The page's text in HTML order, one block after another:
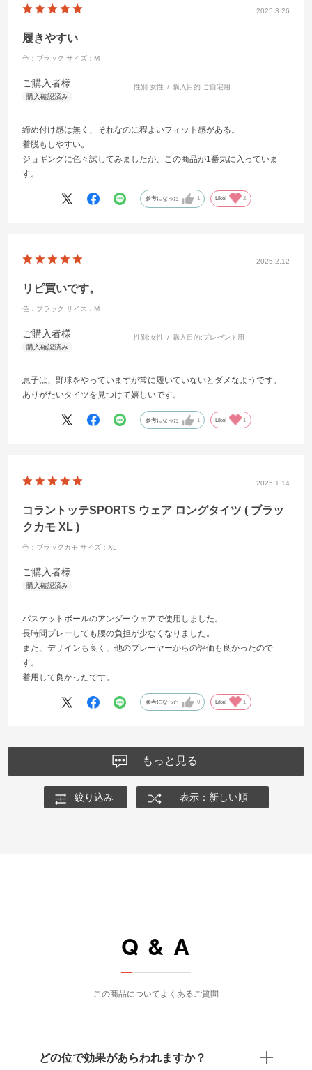
2025.3.26
履きやすい
色：ブラック サイズ：M
ご購入者様 性別:女性 購入目的: ご自宅用
締め付け感は無く、それなのに程よいフィット感がある。
着脱もしやすい。
ジョギングに色々試してみましたが、この商品が1番気に入っていま
す。
参考になった 1 Like! 2
2025.2.12
リピ買いです。
色：ブラック サイズ：M
ご購入者様 性別:女性 購入目的:プレゼント用
息子は、野球をやっていますが常に履いていないとダメなようです。
ありがたいタイツを見つけて嬉しいです。
参考になった 1 Like! 1
2025.1.14
コラントッテSPORTS ウェア ロングタイツ ( ブラッ
クカモ XL )
色：ブラックカモ サイズ：XL
ご購入者様
バスケットボールのアンダーウェアで使用しました。
長時間プレーしても腰の負担が少なくなりました。
また、デザインも良く、他のプレーヤーからの評価も良かったので
す。
着用して良かったです。
参考になった 0 Like! 1
もっと見る
絞り込み 表示：新しい順
Q & A
この商品についてよくあるご質問
どの位で効果があらわれますか？